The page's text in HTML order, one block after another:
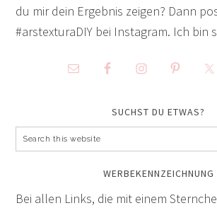
du mir dein Ergebnis zeigen? Dann
#arstexturaDIY bei Instagram. Ich bin
SUCHST DU ETWAS?
WERBEKENNZEICHNUNG
Bei allen Links, die mit einem